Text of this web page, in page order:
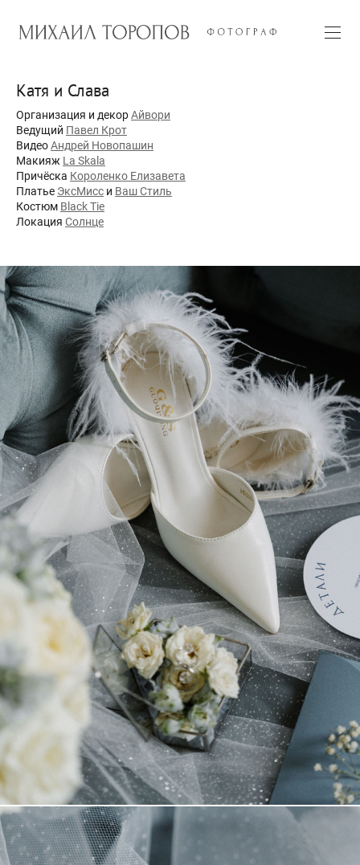
Катя и Слава
Организация и декорАйвори
Ведущий Павел Крот
ВидеоАндрей Новопашин
Макияж La Skala
Причёска Короленко Елизавета
Платье ЭксМисс и Ваш Стиль
Костюм Black Tie
Локация Солнце